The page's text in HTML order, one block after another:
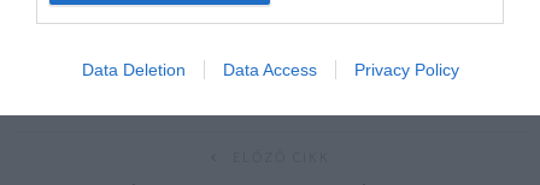
Data Deletion Data Access Privacy Policy